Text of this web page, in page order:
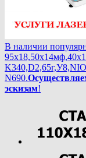
В наличии
N690.
эскизам!